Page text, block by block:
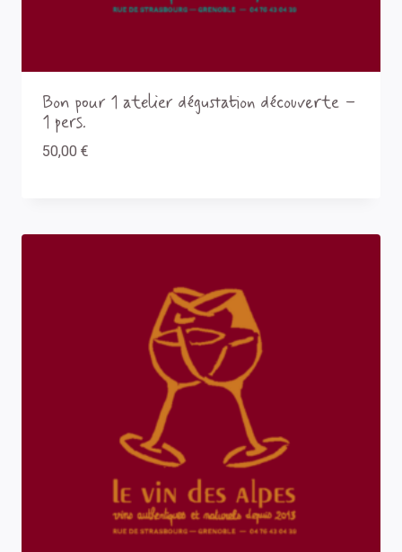
Bon pour 1 atelier dégustation découverte –
1 pers.
50,00 €